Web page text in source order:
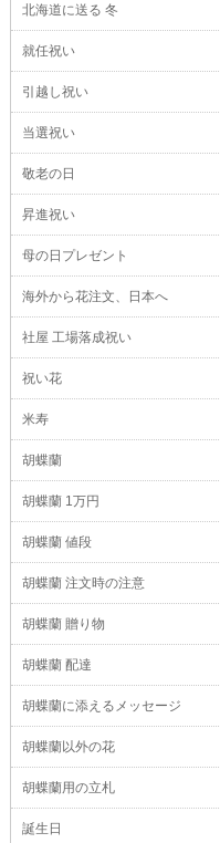
北海道に送る 冬
就任祝い
引越し祝い
当選祝い
敬老の日
昇進祝い
母の日プレゼント
海外から花注文、日本へ
社屋 工場落成祝い
祝い花
米寿
胡蝶蘭
胡蝶蘭 1万円
胡蝶蘭 値段
胡蝶蘭 注文時の注意
胡蝶蘭 贈り物
胡蝶蘭 配達
胡蝶蘭に添えるメッセージ
胡蝶蘭以外の花
胡蝶蘭用の立札
誕生日